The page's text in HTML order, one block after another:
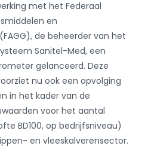
met het Federaal
en
de beheerder van het
Sanitel-Med, een
gelanceerd. Deze
nu ook een opvolging
in het kader van de
voor het aantal
BD100, op bedrijfsniveau)
en vleeskalverensector.